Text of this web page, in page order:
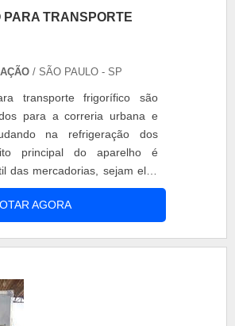
PARA TRANSPORTE
/ SÃO PAULO - SP
transporte frigorífico são
para a correria urbana e
na refrigeração dos
principal do aparelho é
das mercadorias, sejam elas
e remédios. Diferencial do
de 20 anos do mercado;
prima e serviços prestados;
AGORA